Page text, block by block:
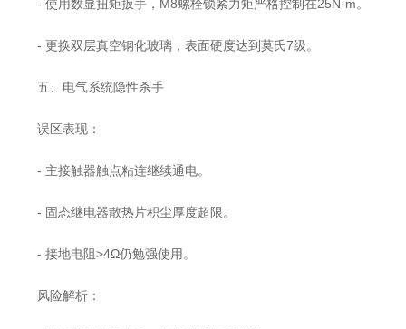
- 使用数显扭矩扳手，M8螺栓锁紧力矩严格控制在25N·m。
- 更换双层真空钢化玻璃，表面硬度达到莫氏7级。
五、电气系统隐性杀手
误区表现：
- 主接触器触点粘连继续通电。
- 固态继电器散热片积尘厚度超限。
- 接地电阻>4Ω仍勉强使用。
风险解析：